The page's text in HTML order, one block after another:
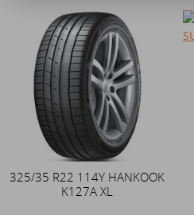
325/35 R22 114Y HANKOOK
K127A XL